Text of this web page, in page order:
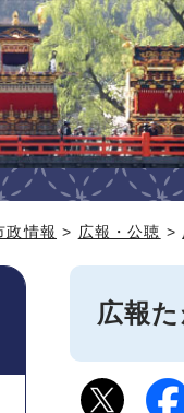
政情報 > 広報・公聴 >
広報